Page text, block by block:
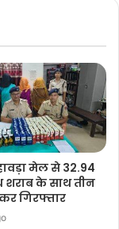
मेल से 32.94
शराब के साथ तीन
गिरफ्तार